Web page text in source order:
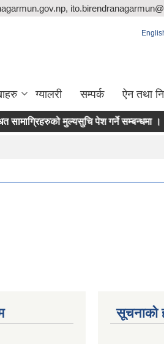
ग्यालरी सम्पर्क ऐन तथा
मुल्यसुचि पेश गर्ने सम्बन्धमा ।
सूचनाको